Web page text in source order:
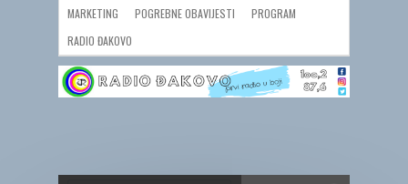
MARKETING POGREBNE OBAVIJESTI
PROGRAM
RADIO ĐAKOVO